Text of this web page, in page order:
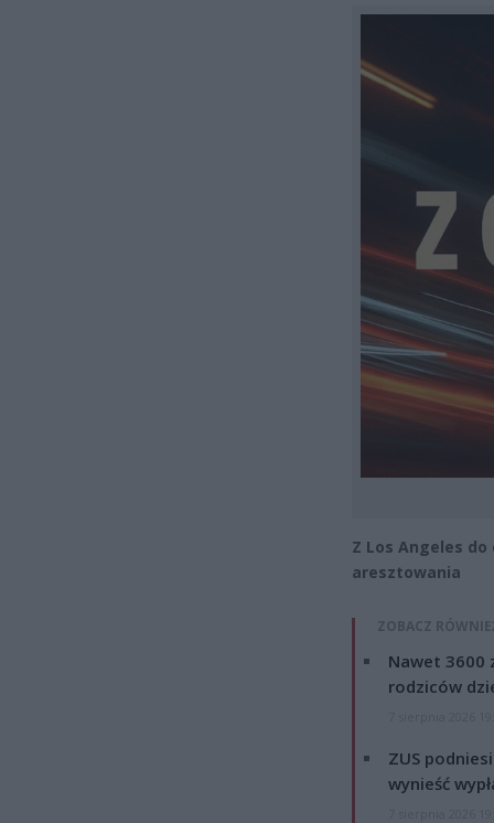
Z Los Angeles
aresztowania
ZOBACZ
Nawet 3600
rodziców
ZUS
wynieść